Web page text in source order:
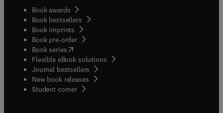
Book awards
Book bestsellers
Book imprints
Book pre-order
Book series(opens in new tab/window
Flexible eBook solutions
Journal bestsellers
New book releases
Student corner( opens in new tab/window